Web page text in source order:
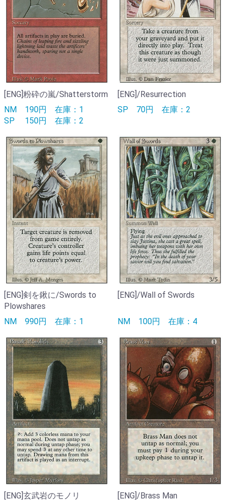
[ENG]粉砕の嵐/Shatterstorm
NM 190円 在庫：1
SP
150円 在庫：2
[ENG]/Resurrection
SP 70円 在庫：2
[ENG]剣を鍬に/Swords to
Plowshares
NM 990円 在庫：1
[ENG]/Wall of Swords
NM 100円 在庫：4
[ENG]玄武岩のモノリ
[ENG]/Brass Man